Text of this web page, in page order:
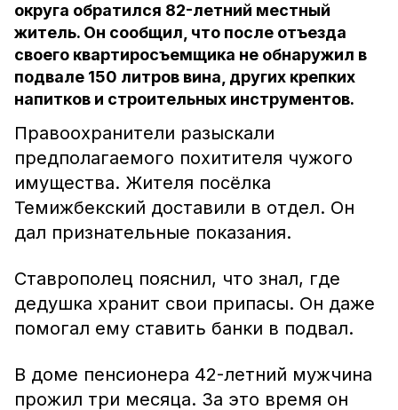
округа обратился 82-летний местный
житель. Он сообщил, что после отъезда
своего квартиросъемщика не обнаружил в
подвале 150 литров вина, других крепких
напитков и строительных инструментов.
Правоохранители разыскали
предполагаемого похитителя чужого
имущества. Жителя посёлка
Темижбекский доставили в отдел. Он
дал признательные показания.
Ставрополец пояснил, что знал, где
дедушка хранит свои припасы. Он даже
помогал ему ставить банки в подвал.
В доме пенсионера 42-летний мужчина
прожил три месяца. За это время он